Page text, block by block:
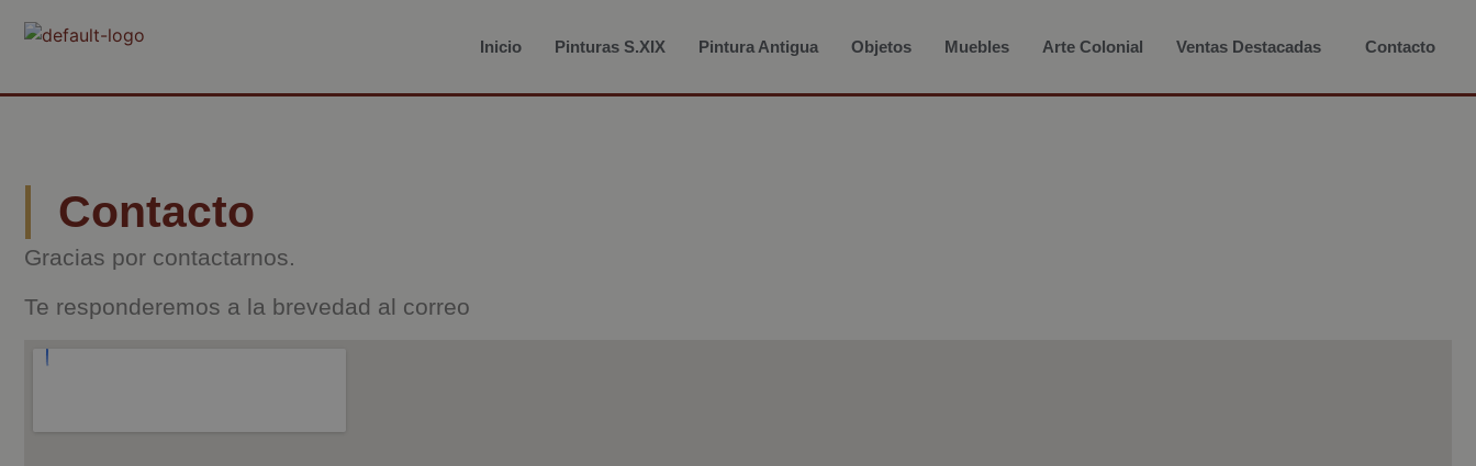
Inicio Pinturas S.XIX Pintura Antigua Objetos Muebles Arte Colonial Ventas Destacadas Contacto
Contacto
Gracias por contactarnos.
Te responderemos a la brevedad al correo